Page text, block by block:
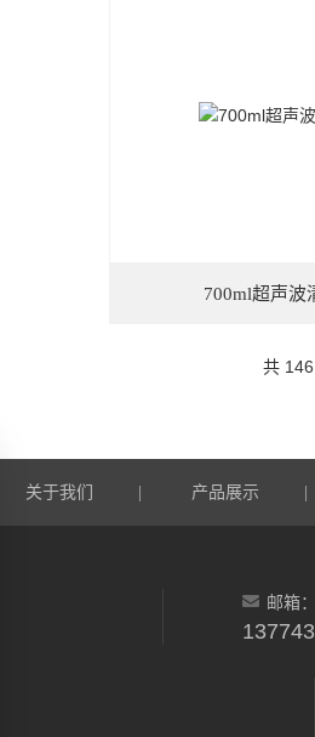
700ml超声波
共
关于我们 产品展示
邮箱：